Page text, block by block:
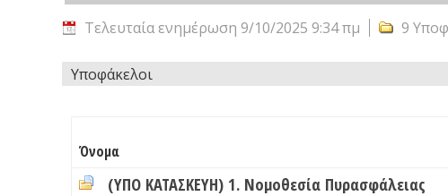
Τελευταία ενημέρωση 9/10/2025 9:34 πμ 9
Υποφάκελοι
Όνομα
(ΥΠΟ ΚΑΤΑΣΚΕΥΗ) 1. Νομοθεσία Πυρασφάλειας